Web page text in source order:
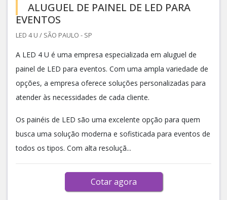
ALUGUEL DE PAINEL DE LED PARA
EVENTOS
LED 4 U / SÃO PAULO - SP
A LED 4 U é uma empresa especializada em aluguel de
painel de LED para eventos. Com uma ampla variedade de
opções, a empresa oferece soluções personalizadas para
atender às necessidades de cada cliente.
Os painéis de LED são uma excelente opção para quem
busca uma solução moderna e sofisticada para eventos de
todos os tipos. Com alta resoluçã...
Cotar agora